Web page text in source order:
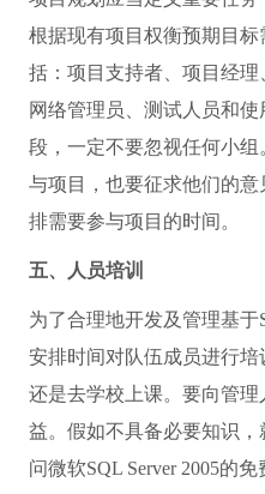
根据现有项目权衡预期目
括：项目支持者、项目经理
网络管理员、测试人员和
段，一定不要忽视任何小
与项目，也要征求他们的
排需要参与项目的时间。
五、人员培训
为了合理地开发及管理基于
安排时间对队伍成员进行
还是去学校上课。要向管
益。假如不具备必要知识
问微软SQL Server 2005的